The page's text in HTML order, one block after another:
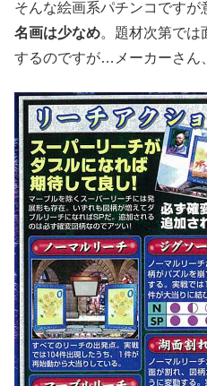
そんな絵画系パチンコですが
名画は少なめ。題材次第では
するのですが…メーカーさん